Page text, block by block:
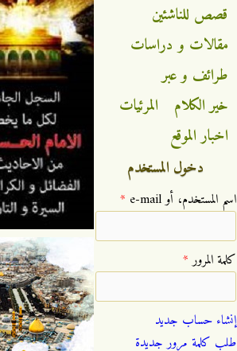
قصص للناشئين
مقالات و دراسات
طرائف و عبر
خير الكلام
المرئيات
اخبار الموقع
دخول المستخدم
‏اسم المستخدم، أو e-mail ‏ *
‏كلمة المرور ‏*
إنشاء حساب جديد
طلب كلمة مرور جديدة